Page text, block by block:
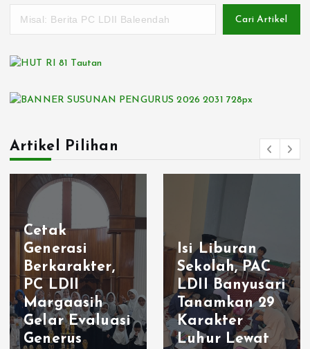
Cari Artikel
Artikel Pilihan
Cetak
Generasi
Berkarakter,
PC LDII
Margaasih
Gelar Evaluasi
Generus
Isi Liburan
Sekolah, PAC
LDII Banyusari
Tanamkan 29
Karakter
Luhur Lewat